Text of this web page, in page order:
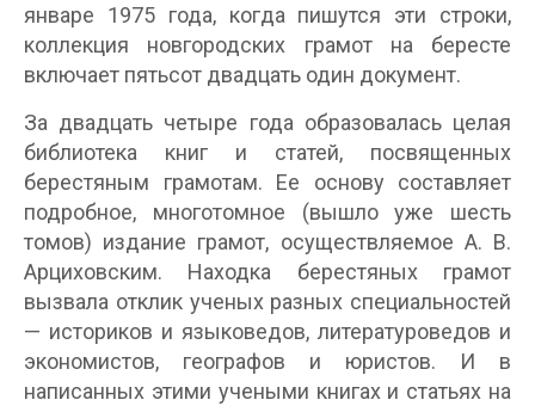
январе 1975 года, когда пишутся эти строки,
коллекция новгородских грамот на бересте
включает пятьсот двадцать один документ.
За двадцать четыре года образовалась целая
библиотека книг и статей, посвященных
берестяным грамотам. Ее основу составляет
подробное, многотомное (вышло уже шесть
томов) издание грамот, осуществляемое А. В.
Арциховским. Находка берестяных грамот
вызвала отклик ученых разных специальностей
— историков и языковедов, литературоведов и
экономистов, географов и юристов. И в
написанных этими учеными книгах и статьях на